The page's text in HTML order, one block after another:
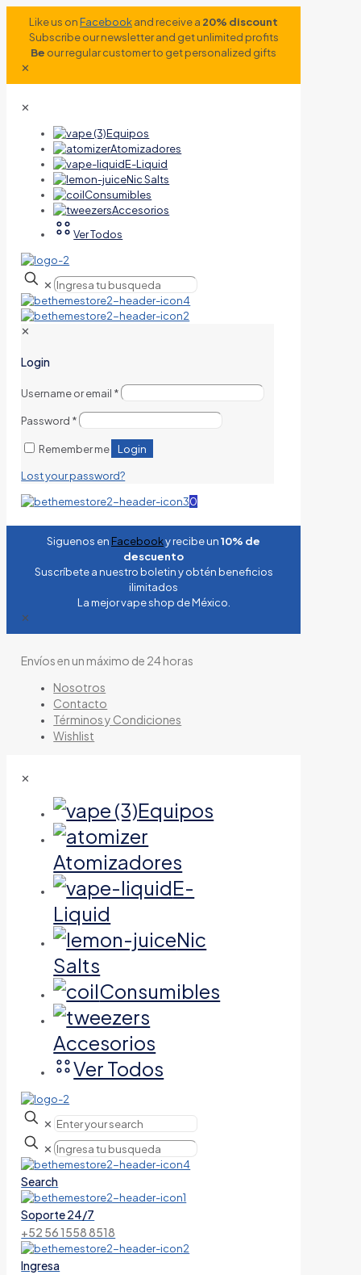
Like us onFacebookand receive a 20% discount
Subscribe our newsletter and get unlimited profits
Be our regular customer to get personalized gifts
✕
✕
Equipos
Atomizadores
E-Liquid
Nic Salts
Consumibles
Accesorios
Ver Todos
✕
✕
Login
Username or email *
Password *
Remember me Login
Lost your password?
0
Siguenos en Facebooky recibe un10% de
descuento
Suscríbete a nuestro boletin y obtén beneficios
ilimitados
La mejor vape shop de México.
✕
Envíos en un máximo de 24 horas
Nosotros
Contacto
Términos y Condiciones
Wishlist
✕
Equipos
Atomizadores
E-
Liquid
Nic
Salts
Consumibles
Accesorios
Ver Todos
✕
✕
Search
Soporte 24/7
+52 56 1558 8518
Ingresa